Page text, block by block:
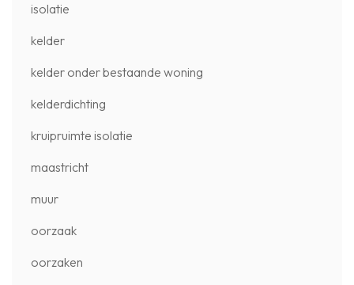
isolatie
kelder
kelder onder bestaande woning
kelderdichting
kruipruimte isolatie
maastricht
muur
oorzaak
oorzaken